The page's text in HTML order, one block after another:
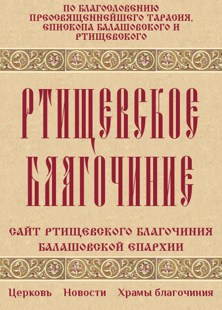
ПО БЛАГОСЛОВЕНИЮ
ПРЕОСВЯЩЕННЕЙШЕГО ТАРАСИЯ,
ЕПИСКОПА БАЛАШОВСКОГО И
РТИЩЕВСКОГО
РТИЩЕВСКОЕ
БЛАГОЧИНИЕ
САЙТ РТИЩЕВСКОГО БЛАГОЧИНИЯ
БАЛАШОВСКОЙ ЕПАРХИИ
Церковь Новости
Храмы благочиния